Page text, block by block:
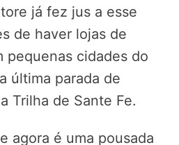
já fez jus a esse
de haver lojas de
pequenas cidades do
última parada de
Trilha de Sante Fe.
agora é uma pousada